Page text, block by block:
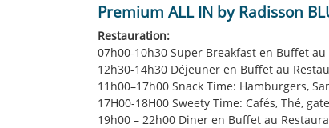
Premium ALL IN by Radisson
Restauration:
07h00-10h30 Super Breakfast en Buffet
12h30-14h30 Déjeuner en Buffet au
11h00–17h00 Snack Time: Hamburgers,
17H00-18H00 Sweety Time: Cafés, Thé,
19h00 – 22h00 Diner en Buffet au